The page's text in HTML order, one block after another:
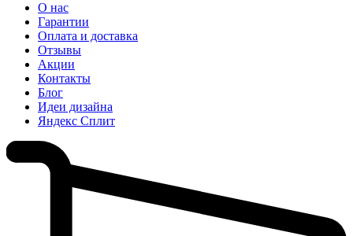
О нас
Гарантии
Оплата и доставка
Отзывы
Акции
Контакты
Блог
Идеи дизайна
Яндекс Сплит